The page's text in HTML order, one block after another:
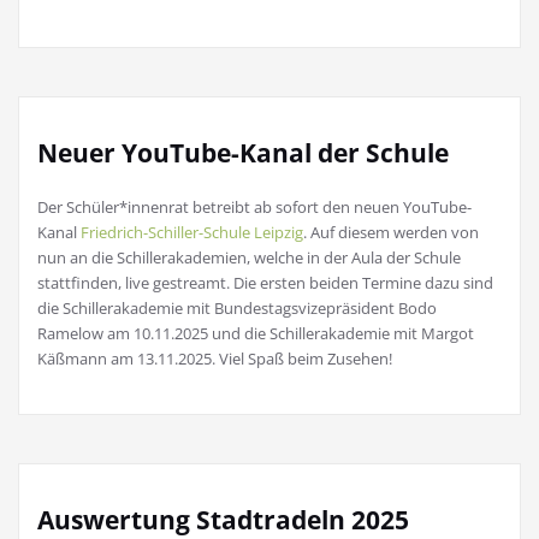
Neuer YouTube-Kanal der Schule
Der Schüler*innenrat betreibt ab sofort den neuen YouTube-
Kanal Friedrich-Schiller-Schule Leipzig. Auf diesem werden von
nun an die Schillerakademien, welche in der Aula der Schule
stattfinden, live gestreamt. Die ersten beiden Termine dazu sind
die Schillerakademie mit Bundestagsvizepräsident Bodo
Ramelow am 10.11.2025 und die Schillerakademie mit Margot
Käßmann am 13.11.2025. Viel Spaß beim Zusehen!
Auswertung Stadtradeln 2025